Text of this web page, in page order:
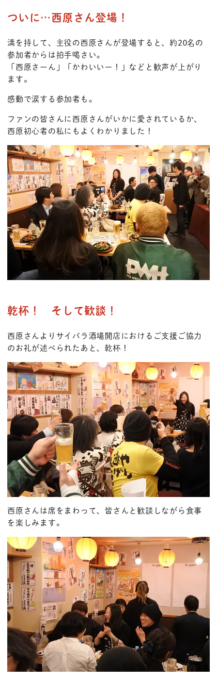
ついに…西原さん登場！
満を持して、主役の西原さんが登場すると、約20名の
参加者からは拍手喝さい。
「西原さーん」「かわいいー！」などと歓声が上がり
ます。
感動で涙する参加者も。
ファンの皆さんに西原さんがいかに愛されているか、
西原初心者の私にもよくわかりました！
乾杯！ そして歓談！
西原さんよりサイバラ酒場開店におけるご支援ご協力
のお礼が述べられたあと、乾杯！
西原さんは席をまわって、皆さんと歓談しながら食事
を楽しみます。